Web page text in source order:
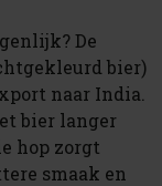
De
bier)
naar India.
bier langer
hop zorgt
smaak en